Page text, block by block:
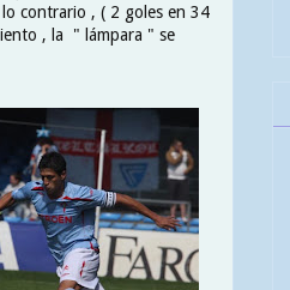
contrario , ( 2 goles en 34
, la " lámpara " se